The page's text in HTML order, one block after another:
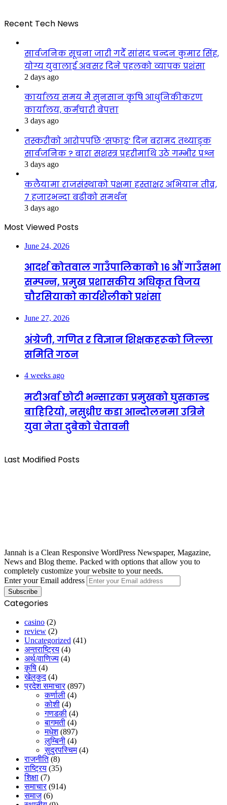
Recent Tech News
सार्वजनिक सूचना जारी गर्दै सांसद चन्दन कुमार सिंह,
योग्य युवालाई अवसर दिने पहलको व्यापक प्रशंसा
2 days ago
कार्यालय समय मै सुनसान कृषि आधुनिकीकरण
कार्यालय, कर्मचारी बेपत्ता
3 days ago
तस्करीको आरोपपछि ‘सफाइ’ दिन बरामद तथ्याङ्क
सार्वजनिक ? बारा सशस्त्र प्रहरीमाथि उठे गम्भीर प्रश्न
3 days ago
कलैयामा राजसंस्थाको पक्षमा हस्ताक्षर अभियान तीव्र,
७ हजारभन्दा बढीको समर्थन
3 days ago
Most Viewed Posts
June 24, 2026
आदर्श कोतवाल गाउँपालिकाको १६ औं गाउँसभा
सम्पन्न, प्रमुख प्रशासकीय अधिकृत विजय
चौरसियाको कार्यशैलीको प्रशंसा
June 27, 2026
अंग्रेजी, गणित र विज्ञान शिक्षकहरूको जिल्ला
समिति गठन
4 weeks ago
मटीअर्वा छोटी भन्सारका प्रमुखको घुसकान्ड
बाहिरियो, नसुध्रीए कडा आन्दोलनमा उत्रिने
युवा नेता दुबेको चेतावनी
Last Modified Posts
Jannah is a Clean Responsive WordPress Newspaper, Magazine,
News and Blog theme. Packed with options that allow you to
completely customize your website to your needs.
Enter your Email address
Categories
casino (2)
review (2)
Uncategorized (41)
अन्तराष्ट्रिय (4)
अर्थ/वाणिज्य (4)
कृषि (4)
खेलकुद(4)
प्रदेश समाचार(897)
कर्णाली (4)
कोशी (4)
गणडकी (4)
बागमती (4)
मधेश(897)
लुम्बिनी (4)
सुदुरपस्चिम(4)
राजनीति(8)
राष्ट्रिय (35)
शिक्षा (7)
समाचार(914)
समाज(6)